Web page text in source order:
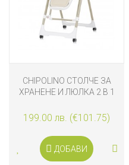
CHIPOLINO СТОЛЧЕ ЗА
ХРАНЕНЕ И ЛЮЛКА 2 В 1
199.00 лв. (€101.75)
ДОБАВИ